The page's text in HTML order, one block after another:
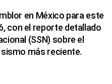
en México para este
con el reporte detallado
(SSN) sobre el
más reciente.